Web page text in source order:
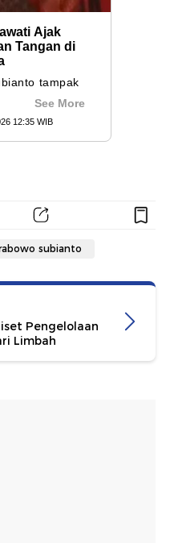
subianto
Pengelolaan
Limbah